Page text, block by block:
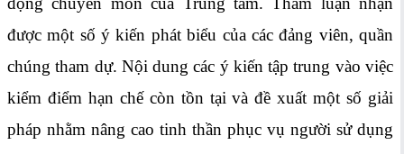
được một số ý kiến phát biểu của các đảng viên, quần
chúng tham dự. Nội dung các ý kiến tập trung vào việc
kiểm điểm hạn chế còn tồn tại và đề xuất một số giải
pháp nhằm nâng cao tinh thần phục vụ người sử dụng